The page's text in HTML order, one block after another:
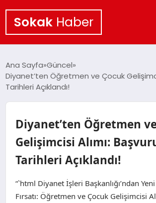
Sokak Haber
EKONOMI
GÜNCEL
KÜLTÜR SANAT
SAĞLIK
Ana Sayfa Güncel
Diyanet’ten Öğretmen ve Çocuk
Tarihleri Açıklandı!
Diyanet’ten Öğretmen
Gelişimcisi Alımı:
Tarihleri Açıklandı!
“`html Diyanet İşleri Başkanlığı’ndan
Fırsatı: Öğretmen ve Çocuk Gelişimcisi